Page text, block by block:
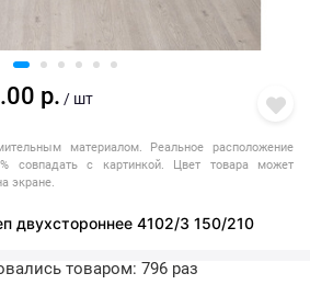
р. / шт
материалом. Реальное расположение
совпадать с картинкой. Цвет товара может
экране.
двухстороннее 4102/3 150/210
товаром: 796 раз